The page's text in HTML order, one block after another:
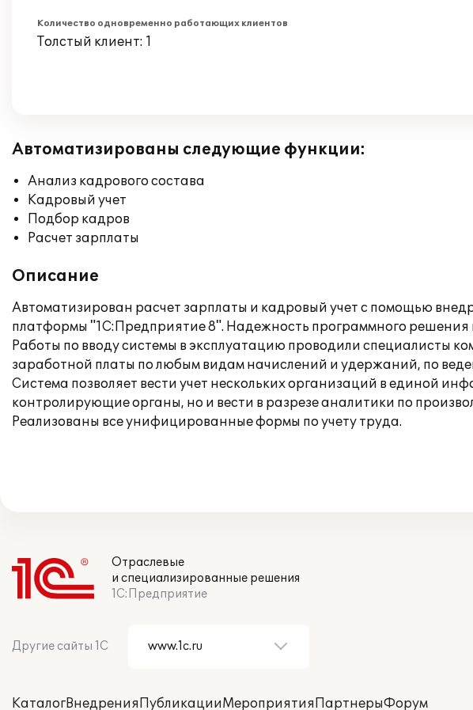
Количество одновременно работающих клиентов
Толстый клиент: 1
Автоматизированы следующие функции:
Анализ кадрового состава
Кадровый учет
Подбор кадров
Расчет зарплаты
Описание
Автоматизирован расчет зарплаты и кадровый учет с помощью
платформы "1С:Предприятие 8". Надежность программного решения
Работы по вводу системы в эксплуатацию проводили специалисты
заработной платы по любым видам начислений и удержаний, по
Система позволяет вести учет нескольких организаций в единой
контролирующие органы, но и вести в разрезе аналитики по
Реализованы все унифицированные формы по учету труда.
Отраслевые
и специализированные решения
1С:Предприятие
Другие сайты 1С
КаталогВнедренияПубликацииМероприятияПартнерыФорум